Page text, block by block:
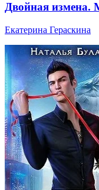
Двойная измена.
Екатерина Гераскина